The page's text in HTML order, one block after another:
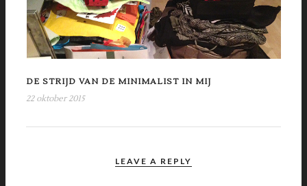
DE STRIJD VAN DE MINIMALIST IN MIJ
22 oktober 2015
LEAVE A REPLY